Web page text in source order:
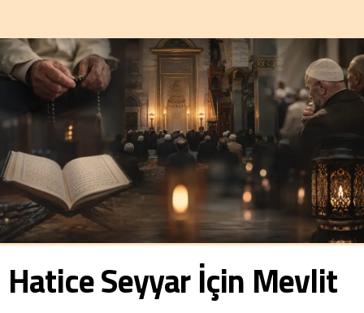
Hatice Seyyar İçin Mevlit